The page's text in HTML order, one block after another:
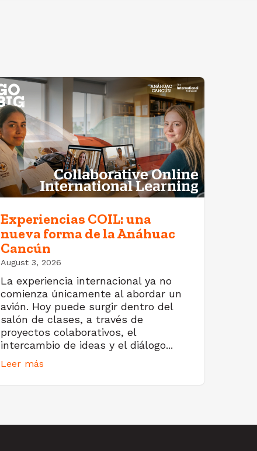
Experiencias COIL: una
nueva forma de la Anáhuac
Cancún
August 3, 2026
La experiencia internacional ya no
comienza únicamente al abordar un
avión. Hoy puede surgir dentro del
salón de clases, a través de
proyectos colaborativos, el
intercambio de ideas y el diálogo...
Leer más